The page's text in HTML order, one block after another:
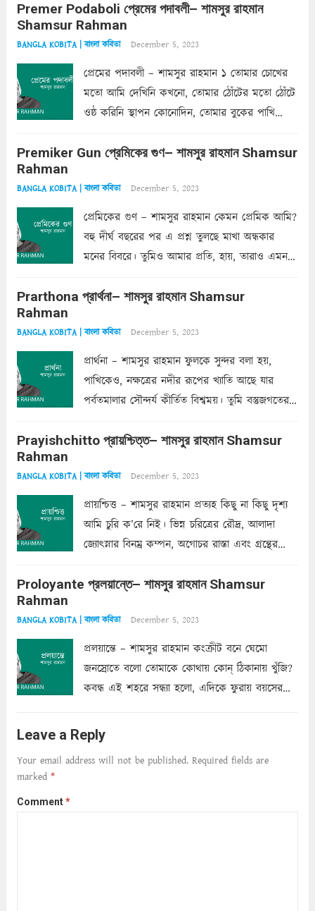
Premer Podaboli প্রেমের পদাবলী– শামসুর রাহমান
Shamsur Rahman
BANGLA KOBITA | বাংলা কবিতা December 5, 2023
প্রেমের পদাবলী – শামসুর রাহমান ১ তোমার চোখের
মতো আমি দেখিনি কখনো, তোমার ঠোঁটের মতো ঠোঁটে
ওষ্ঠ করিনি স্থাপন কোনোদিন, তোমার বুকের পাখি
কোথাও কি এরকম ছায়া দেয় ক্লান্তির প্রহরে? মুছে
Premiker Gun প্রেমিকের গুণ– শামসুর রাহমান Shamsur
Rahman
BANGLA KOBITA | বাংলা কবিতা December 5, 2023
প্রেমিকের গুণ – শামসুর রাহমান কেমন প্রেমিক আমি?
বহু দীর্ঘ বছরের পর এ প্রশ্ন তুলছে মাখা অন্ধকার
মনের বিবরে। তুমিও আমার প্রতি, হায়, তারাও এমন
একান্ত জরুরি- নইলে একটি দেয়াল নিমেষেই ভীষণ
Prarthona প্রার্থনা– শামসুর রাহমান Shamsur
Rahman
BANGLA KOBITA | বাংলা কবিতা December 5, 2023
প্রার্থনা – শামসুর রাহমান ফুলকে সুন্দর বলা হয়,
পাখিকেও, নক্ষত্রের নদীর রূপের খ্যাতি আছে যার
পর্বতমালার সৌন্দর্য কীর্তিত বিশ্বময়। তুমি বস্তুজগতের
তার সুষমায় পার্থক্য অনেক। তোমাকে সুন্দরী বলা চলে,
Prayishchitto প্রায়শ্চিত্ত– শামসুর রাহমান Shamsur
Rahman
BANGLA KOBITA | বাংলা কবিতা December 5, 2023
প্রায়শ্চিত্ত – শামসুর রাহমান প্রত্যহ কিছু না কিছু দৃশ্য
আমি চুরি ক’রে নিই। ভিন্ন চরিত্রের রৌদ্র, আলাদা
জ্যোৎস্নার বিনম্র কম্পন, অগোচর রাস্তা এবং গ্রন্থের
ছায়াচ্ছন্ন মোহন মিথুন মূর্তি, লোপামুদ্রা ভীষণ বিব্রত
Proloyante প্রলয়ান্তে– শামসুর রাহমান Shamsur
Rahman
BANGLA KOBITA | বাংলা কবিতা December 5, 2023
প্রলয়ান্তে – শামসুর রাহমান কংক্রীট বনে ঘেমো
জনস্রোতে বলো তোমাকে কোথায় কোন্‌ ঠিকানায় খুঁজি?
কবন্ধ এই শহরে সন্ধ্যা হলো, এদিকে ফুরায় বয়সের
আমার শরীরে সখ্য গড়ে, তোমার গহন ঊর্মিল যৌবন
আনে আশ্বন...
Leave a Reply
Your email address will not be published. Required fields are
marked *
Comment*